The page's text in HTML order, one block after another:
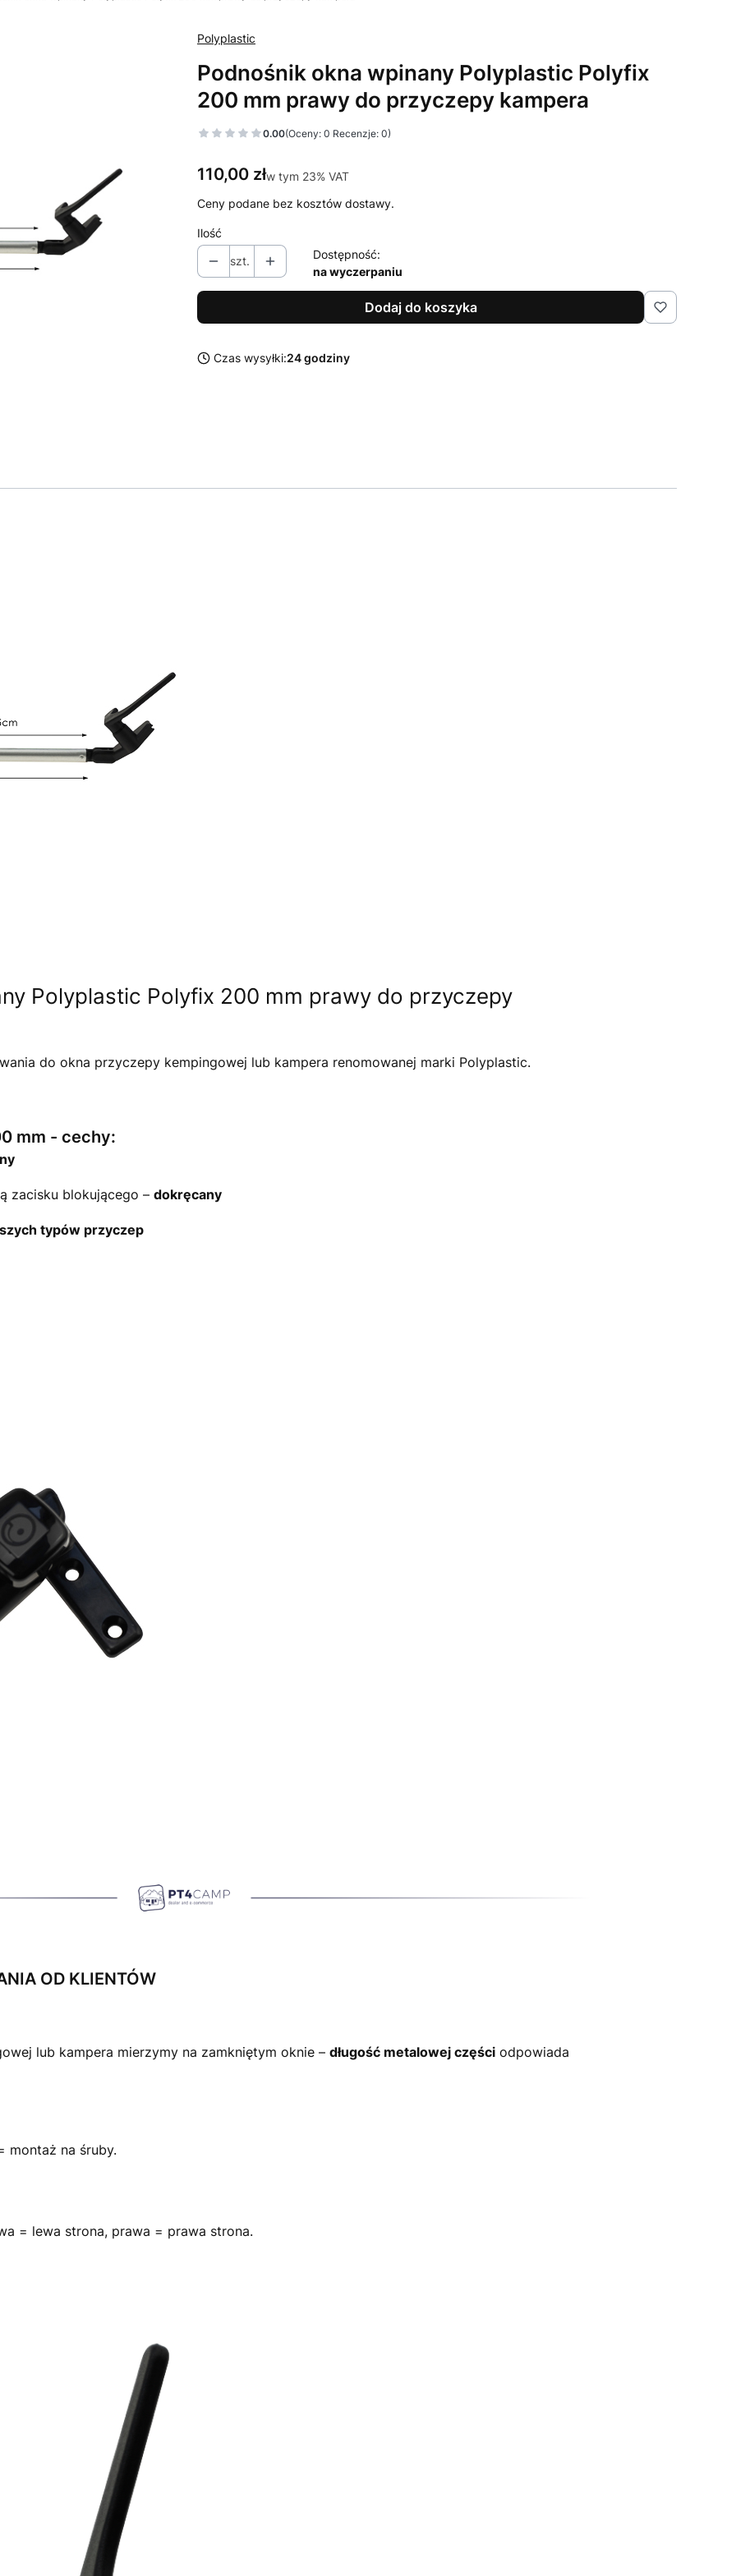
Polyplastic
Podnośnik okna wpinany Polyplastic Polyfix
200 mm prawy do przyczepy kampera
0.00(Oceny: 0 Recenzje: 0)
Cena
110,00 złw tym 23% VAT
w tym 23% VAT
Ceny podane bez kosztów dostawy.
Ilość
szt.
Dostępność:
na wyczerpaniu
Dodaj do koszyka
Czas wysyłki:24 godziny
Polyplastic Polyfix 200 mm prawy do przyczepy
do okna przyczepy kempingowej lub kampera renomowanej marki Polyplastic.
mm - cechy:
zacisku blokującego – dokręcany
typów przyczep
OD KLIENTÓW
lub kampera mierzymy na zamkniętym oknie – długość metalowej częściodpowiada
montaż na śruby.
= lewa strona, prawa = prawa strona.